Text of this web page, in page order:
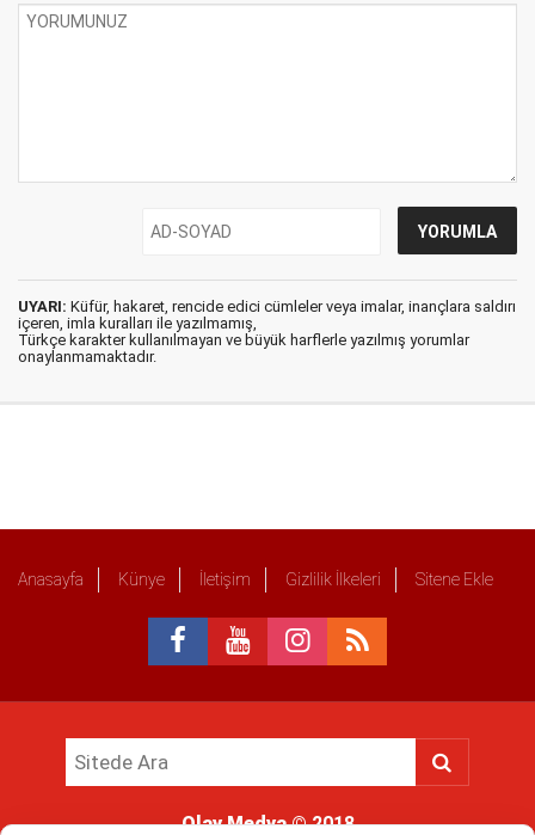
UYARI: Küfür, hakaret, rencide edici cümleler veya imalar, inançlara saldırı
içeren, imla kuralları ile yazılmamış,
Türkçe karakter kullanılmayan ve büyük harflerle yazılmış yorumlar
onaylanmamaktadır.
Anasayfa Künye İletişim Gizlilik İlkeleri Sitene Ekle
Olay Medya© 2018